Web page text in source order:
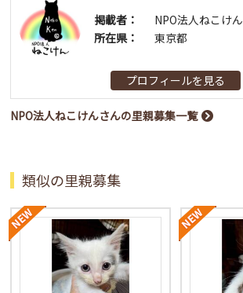
掲載者：
NPO法人ねこけん
所在県：
東京都
プロフィールを見る
NPO法人ねこけんさんの里親募集一覧
類似の里親募集